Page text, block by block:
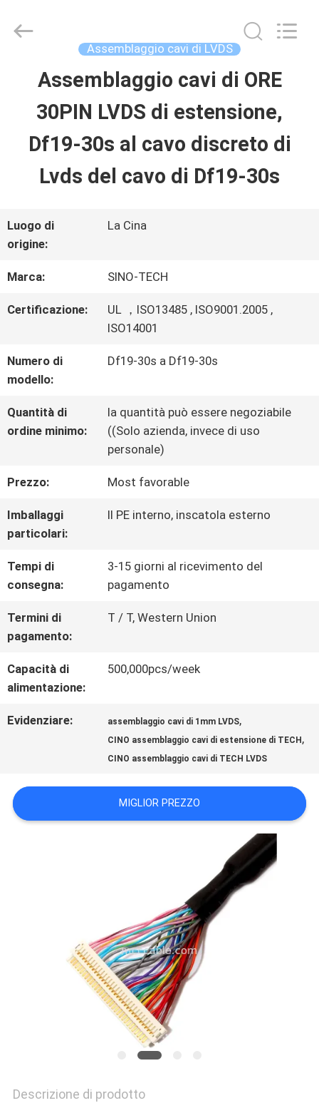
CASA.
PRODOTTI
VIDEO
SU
DI
NOI
VISITA
DELLA
FABBRICA
CONTROLLO
DELLA
QUALITÀ
CONTATTACI
NOTIZIE
CASI
UN
PREVENTIVO
POLITICA
Media
Assemblaggio cavi di LVDS
Assemblaggio cavi di ORE
30PIN LVDS di estensione,
Df19-30s al cavo discreto di
Lvds del cavo di Df19-30s
Luogo di
origine:
La Cina
Marca: SINO-TECH
Certificazione:
UL ，ISO13485 , ISO9001.2005 ,
ISO14001
Numero di
modello:
Df19-30s a Df19-30s
Quantità di
ordine minimo:
la quantità può essere negoziabile
((Solo azienda, invece di uso
personale)
Prezzo: Most favorable
Imballaggi
particolari:
Il PE interno, inscatola esterno
Tempi di
consegna:
3-15 giorni al ricevimento del
pagamento
Termini di
pagamento:
T / T, Western Union
Capacità di
alimentazione:
500,000pcs/week
Evidenziare: assemblaggio cavi di 1mm LVDS,
CINO assemblaggio cavi di estensione di TECH ,
CINO assemblaggio cavi di TECH LVDS
MIGLIOR PREZZO
Descrizione di prodotto